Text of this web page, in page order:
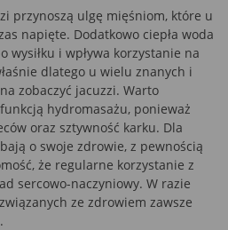
przynoszą ulgę mięśniom, które u
napięte. Dodatkowo ciepła woda
wysiłku i wpływa korzystanie na
dlatego u wielu znanych i
zobaczyć jacuzzi. Warto
hydromasażu, ponieważ
oraz sztywność karku. Dla
o swoje zdrowie, z pewnością
że regularne korzystanie z
sercowo-naczyniowy. W razie
ze zdrowiem zawsze